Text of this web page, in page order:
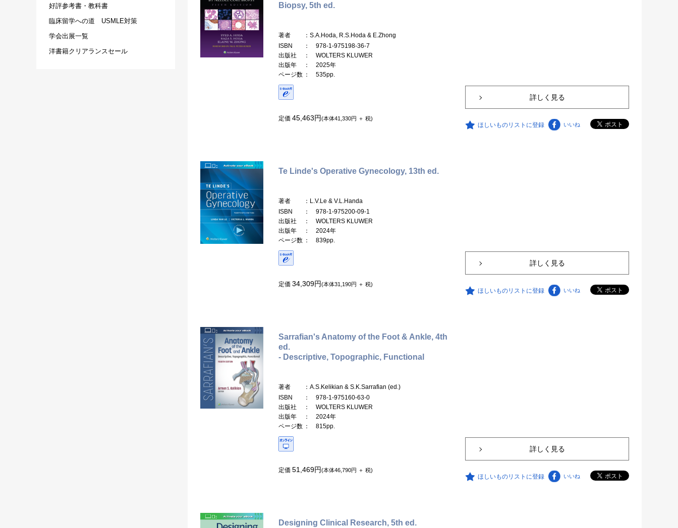
Biopsy, 5th ed.
著者
：S.A.Hoda, R.S.Hoda & E.Zhong
ISBN
： 978-1-975198-36-7
出版社
： WOLTERS KLUWER
出版年
： 2025年
ページ数 ： 535pp.
定価 45,463円(本体41,330円 ＋ 税)
詳しく見る
ほしいものリストに登録 いいね
Te Linde's Operative Gynecology, 13th ed.
著者
：L.V.Le & V.L.Handa
ISBN
： 978-1-975200-09-1
出版社
： WOLTERS KLUWER
出版年
： 2024年
ページ数 ： 839pp.
定価 34,309円(本体31,190円 ＋ 税)
詳しく見る
ほしいものリストに登録 いいね
Sarrafian's Anatomy of the Foot & Ankle, 4th
ed.
- Descriptive, Topographic, Functional
著者
：A.S.Kelikian & S.K.Sarrafian (ed.)
ISBN
： 978-1-975160-63-0
出版社
： WOLTERS KLUWER
出版年
： 2024年
ページ数 ： 815pp.
定価 51,469円(本体46,790円 ＋ 税)
詳しく見る
ほしいものリストに登録 いいね
Designing Clinical Research, 5th ed.
好評参考書・教科書
臨床留学への道 USMLE対策
学会出展一覧
洋書籍クリアランスセール